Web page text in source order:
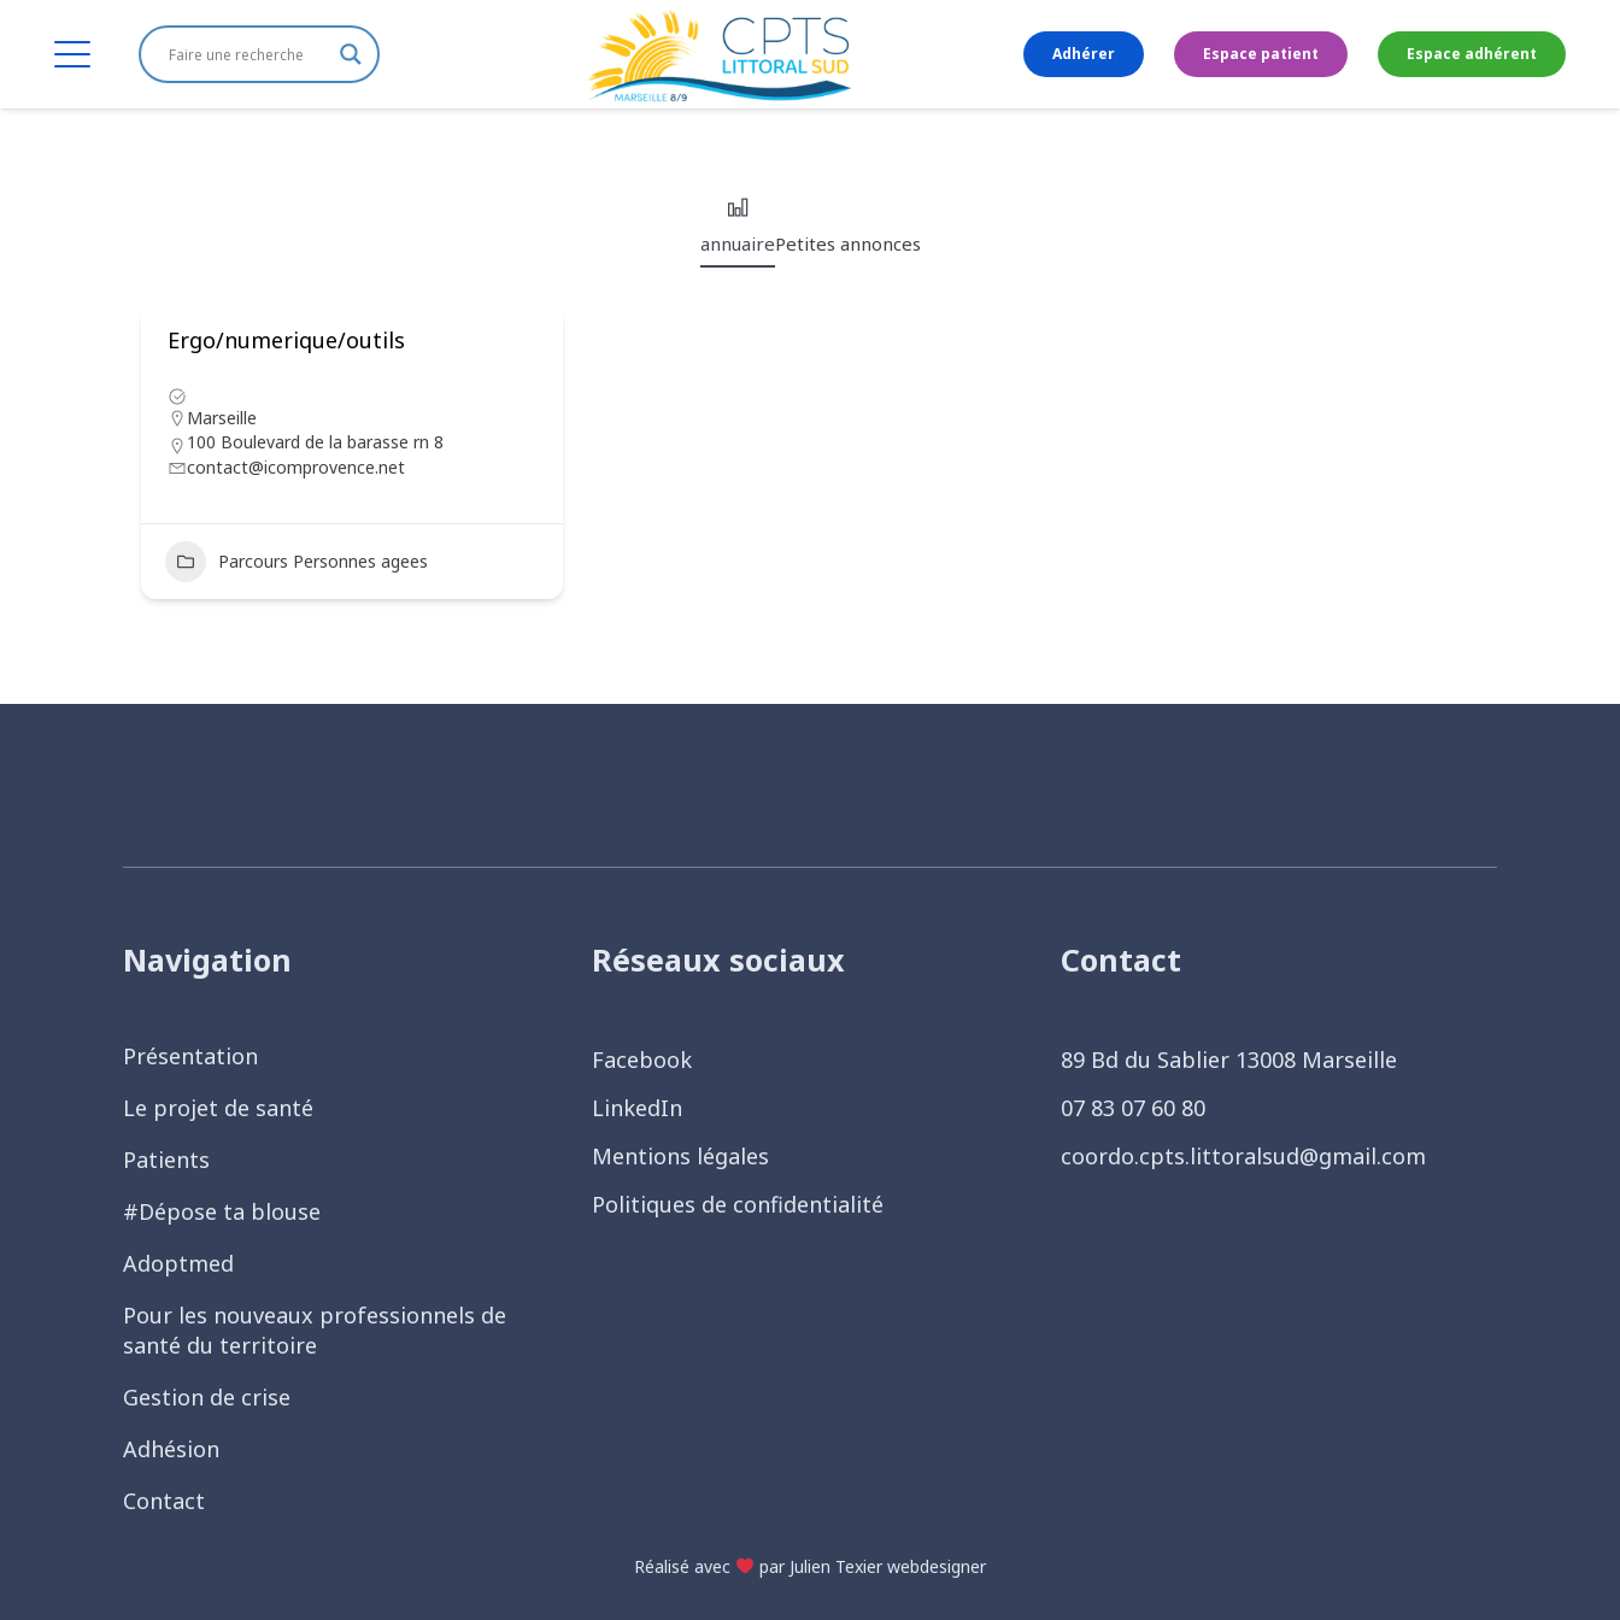
Adhérer Espace patient Espace adhérent
annuairePetites annonces
Ergo/numerique/outils
Marseille
100 Boulevard de la barasse rn 8
contact@icomprovence.net
Parcours Personnes agees
Navigation
Présentation
Le projet de santé
Patients
#Dépose ta blouse
Adoptmed
Pour les nouveaux professionnels de
santé du territoire
Gestion de crise
Adhésion
Contact
Réseaux sociaux
Facebook
LinkedIn
Mentions légales
Politiques de confidentialité
Contact
89 Bd du Sablier 13008 Marseille
07 83 07 60 80
coordo.cpts.littoralsud@gmail.com
Réalisé avec par Julien Texier webdesigner